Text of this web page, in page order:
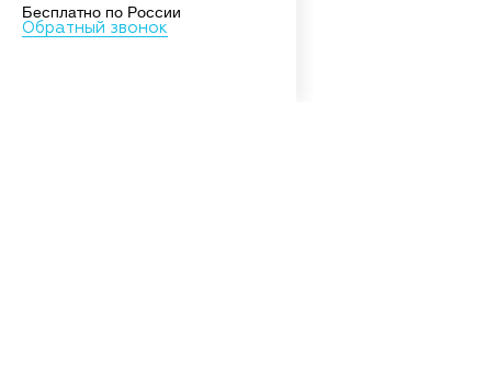
Бесплатно по России
Обратный звонок